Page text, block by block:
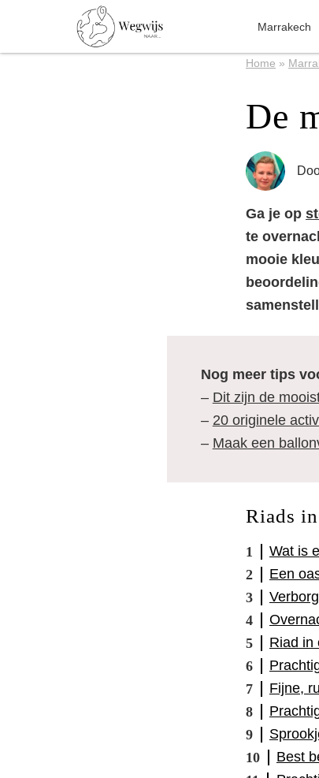
Marrakech
Home »
De
Ga je op
te
mooie
Nog meer tips
– Dit zijn de
– 20 originele
– Maak een
Riads
Wat is
Een
Riad in
Fijne,
Best